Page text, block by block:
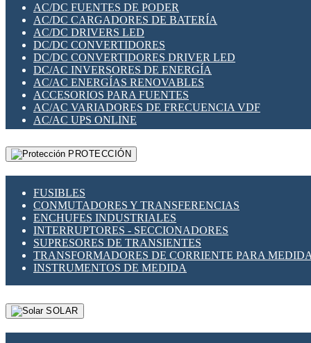
SWITCH Y MICROSWITCH
TARJETAS PI
UNIÓN Y DERIVACIÓN DE CABLE
PLACAS MODULARES IOT
SWITCHES Y REDES WIFI
SOLUCIONES IOT
SOLUCIONES LORAWAN
SOLUCIONES RED CELULAR
SEGURIDAD PARA REDES
SWITCHES LAN
TELEFONÍA IP (VOIP)
VIGILANCIA IP (CCTV)
MESHTASTIC
AC/DC FUENTES DE PODER
AC/DC CARGADORES DE BATERÍA
AC/DC DRIVERS LED
DC/DC CONVERTIDORES
DC/DC CONVERTIDORES DRIVER LED
DC/AC INVERSORES DE ENERGÍA
AC/AC ENERGÍAS RENOVABLES
ACCESORIOS PARA FUENTES
AC/AC VARIADORES DE FRECUENCIA VDF
AC/AC UPS ONLINE
PROTECCIÓN
FUSIBLES
CONMUTADORES Y TRANSFERENCIAS
ENCHUFES INDUSTRIALES
INTERRUPTORES - SECCIONADORES
SUPRESORES DE TRANSIENTES
TRANSFORMADORES DE CORRIENTE PARA
INSTRUMENTOS DE MEDIDA
SOLAR